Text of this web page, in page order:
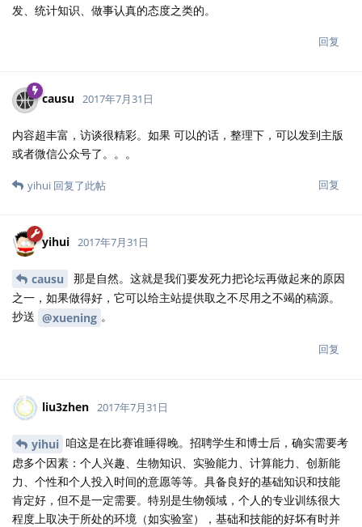
发、统计知识、做事认真的态度之类的。
回复
causu 2017年7月31日
内容超丰富，访谈很精彩。如果 可以的话，整理下，可以发到主版
或者微信公众号了。。。
回复
yihui 回复了此帖
yihui 2017年7月31日
causu
那是自然。这就是我们要发死力把论坛再做起来的原因
之一，如果做得好，它可以给主站提供取之不尽用之不竭的稿源。
抄送 @xuening 。
回复
liu3zhen 2017年7月31日
yihui 咱这是在比赛谁睡得晚。招聘学生和博士后，确实需要考
虑多个因素：个人兴趣、生物知识、实验能力、计算能力、创新能
力、个性和个人投入时间的意愿等等。具备良好的基础知识和技能
肯定好，但不是一定需要。特别是生物领域，个人的专业训练很大
程度上取决于所处的环境（如实验室），基础和技能的好坏有时并